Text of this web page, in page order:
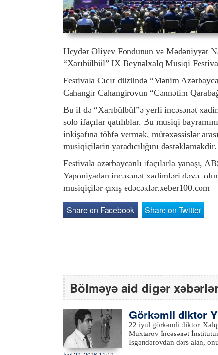
Heydər Əliyev Fondunun və Mədəniyyət
“Xarıbülbül” IX Beynəlxalq Musiqi
Festivala Cıdır düzündə “Mənim
Cahangir Cahangirovun “Cənnətim
Bu il də “Xarıbülbül”ə yerli incəsənət
solo ifaçılar qatılıblar. Bu musiqi
inkişafına töhfə vermək, mütəxəssislər
musiqiçilərin yaradıcılığını dəstəkləməkdir.
Festivala azərbaycanlı ifaçılarla yanaşı,
Yaponiyadan incəsənət xadimləri dəvət
musiqiçilər çıxış edəcəklər.xeber100.com
Share on Facebook Share on Twitter
Bölməyə aid digər xəbərlər
Görkəmli diktor
22 iyul görkəmli diktor, Xalq
Muxtarov İncəsənət
İsgəndərovdan dərs alan,